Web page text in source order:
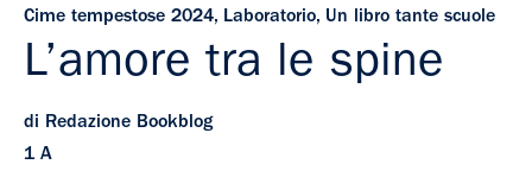
Cime tempestose 2024, Laboratorio, Un libro tante scuole
L’amore tra le spine
di Redazione Bookblog
1 A